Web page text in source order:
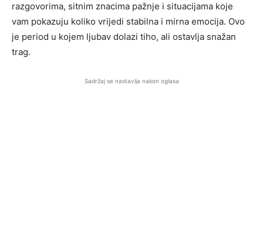
razgovorima, sitnim znacima pažnje i situacijama koje
vam pokazuju koliko vrijedi stabilna i mirna emocija. Ovo
je period u kojem ljubav dolazi tiho, ali ostavlja snažan
trag.
Sadržaj se nastavlja nakon oglasa